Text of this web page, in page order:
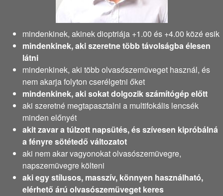
mindenkinek, akinek dioptriája +1.00 és +4.00 közé esik
mindenkinek, aki szeretne több távolságba élesen
látni
mindenkinek, aki több olvasószemüveget használ, és
nem akarja folyton cserélgetni őket
mindenkinek, aki sokat dolgozik számítógép előtt
aki szeretné megtapasztalni a multifokális lencsék
minden előnyét
akit zavar a túlzott napsütés, és szívesen kipróbálná
a fényre sötétedő változatot
aki nem akar vagyonokat olvasószemüvegre,
napszemüvegre költeni
aki egy stílusos, masszív, könnyen használható,
elérhető árú olvasószemüveget keres